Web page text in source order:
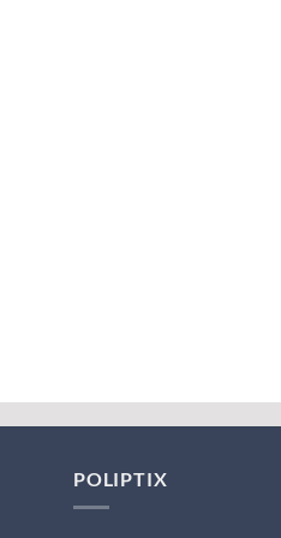
POLIPTIX